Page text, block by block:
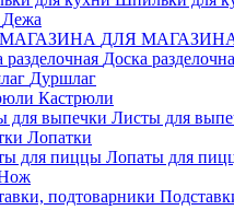
Дежа
ДЛЯ
Доска
Дуршлаг
Кастрюли
Листы для
Лопатки
Лопаты для